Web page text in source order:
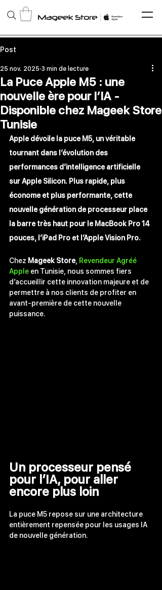
Post
La Puce Apple M5 : une
nouvelle ère pour l’IA -
Disponible chez Mageek Store
Tunisie
25 nov. 2025 3 min de lecture
Apple dévoile la puce M5, un véritable
tournant dans l’évolution des
performances d’intelligence artificielle
sur Apple Silicon. Plus rapide, plus
économe et plus performante, cette
nouvelle génération de processeur place
la barre très haut pour le MacBook Pro 14
pouces, l’iPad Pro et l’Apple Vision Pro.
Chez Mageek Store, Revendeur Agréé
Apple en Tunisie , nous sommes fiers
d’accueillir cette innovation majeure et de
permettre à nos clients de profiter en
avant-première de cette nouvelle
puissance.
Un processeur pensé
pour l’IA, pour aller
encore plus loin
La puce M5 repose sur une architecture
entièrement repensée pour les usages IA
de nouvelle génération.